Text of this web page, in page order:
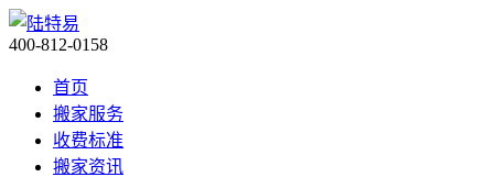
400-812-0158
首页
搬家服务
收费标准
搬家资讯